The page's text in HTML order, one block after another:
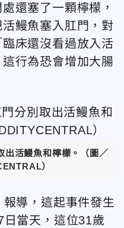
還塞了一顆檸檬，
鰻魚塞入肛門，對
床還沒看過放入活
行為恐會增加大腸
出活鰻魚和檸檬。（圖／
）
導，這起事件發生
當天，這位31歲